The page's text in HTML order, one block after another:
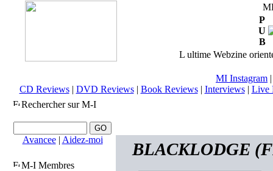
P
U
B
L ultime Webzine
MI Instagram
CD Reviews| DVD Reviews| Book Reviews| Interviews| Live
Rechercher sur M-I
Avancee| Aidez-moi
M-I Membres
BLACKLODGE